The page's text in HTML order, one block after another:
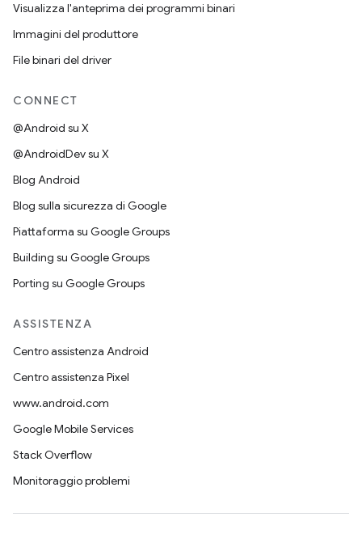
Visualizza l'anteprima dei programmi binari
Immagini del produttore
File binari del driver
CONNECT
@Android su X
@AndroidDev su X
Blog Android
Blog sulla sicurezza di Google
Piattaforma su Google Groups
Building su Google Groups
Porting su Google Groups
ASSISTENZA
Centro assistenza Android
Centro assistenza Pixel
www.android.com
Google Mobile Services
Stack Overflow
Monitoraggio problemi